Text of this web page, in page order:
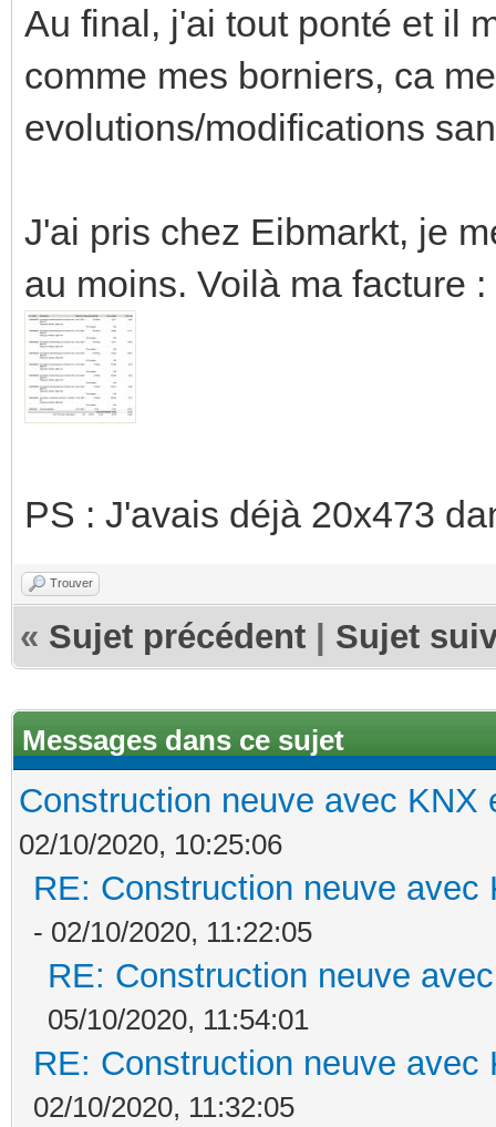
Au final, j'ai tout ponté et il
comme mes borniers, ca
evolutions/modifications
J'ai pris chez Eibmarkt, je
au moins. Voilà ma facture :
PS : J'avais déjà 20x473
Trouver
« Sujet précédent Sujet
Messages dans ce sujet
Construction neuve avec KNX
02/10/2020, 10:25:06
RE: Construction neuve avec
- 02/10/2020, 11:22:05
RE: Construction neuve
05/10/2020, 11:54:01
RE: Construction neuve avec
02/10/2020, 11:32:05